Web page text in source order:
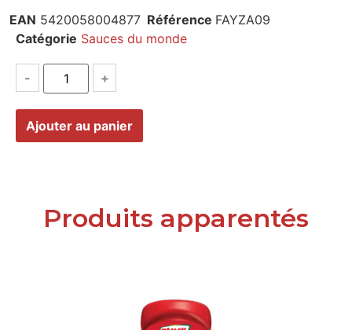
EAN 5420058004877 Référence FAYZA09
Catégorie Sauces du monde
- +
Ajouter au panier
Produits apparentés